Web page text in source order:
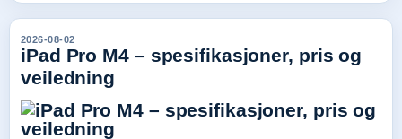
2026-08-02
iPad Pro M4 – spesifikasjoner, pris og
veiledning